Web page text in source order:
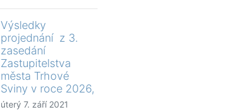
Výsledky
projednání z 3.
zasedání
Zastupitelstva
města Trhové
Sviny v roce 2026,
úterý 7. září 2021